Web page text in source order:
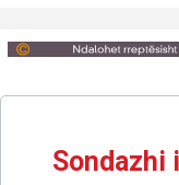
Sondazhi